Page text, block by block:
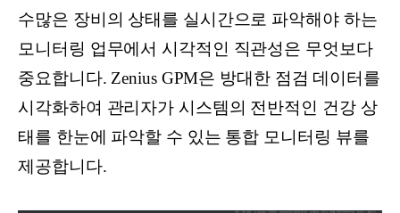
수많은 장비의 상태를 실시간으로 파악해야 하는
모니터링 업무에서 시각적인 직관성은 무엇보다
중요합니다. Zenius GPM은 방대한 점검 데이터를
시각화하여 관리자가 시스템의 전반적인 건강 상
태를 한눈에 파악할 수 있는 통합 모니터링 뷰를
제공합니다.